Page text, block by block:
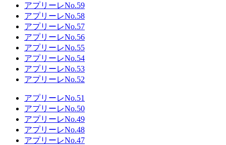
アプリーレNo.59
アプリーレNo.58
アプリーレNo.57
アプリーレNo.56
アプリーレNo.55
アプリーレNo.54
アプリーレNo.53
アプリーレNo.52
アプリーレNo.51
アプリーレNo.50
アプリーレNo.49
アプリーレNo.48
アプリーレNo.47